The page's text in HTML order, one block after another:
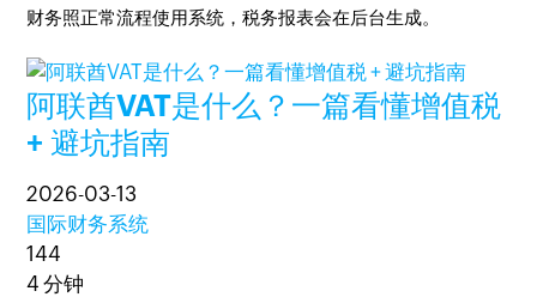
财务照正常流程使用系统，税务报表会在后台生成。
阿联酋VAT是什么？一篇看懂增值税
+ 避坑指南
2026-03-13
国际财务系统
144
4 分钟